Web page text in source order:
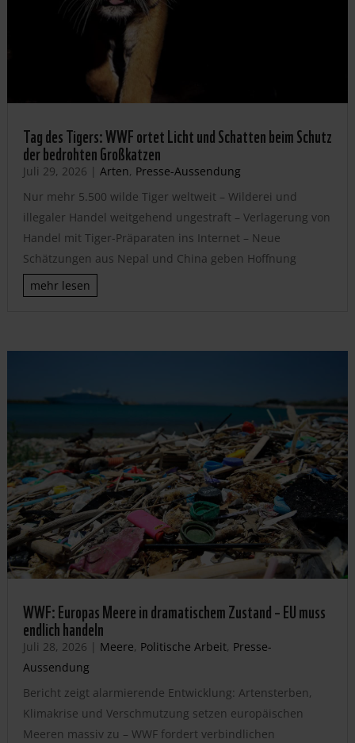
Tag des Tigers: WWF ortet Licht und Schatten beim Schutz
der bedrohten Großkatzen
Juli 29, 2026 | Arten, Presse-Aussendung
Nur mehr 5.500 wilde Tiger weltweit – Wilderei und
illegaler Handel weitgehend ungestraft – Verlagerung von
Handel mit Tiger-Präparaten ins Internet – Neue
Schätzungen aus Nepal und China geben Hoffnung
mehr lesen
WWF: Europas Meere in dramatischem Zustand – EU muss
endlich handeln
Juli 28, 2026 | Meere, Politische Arbeit, Presse-
Aussendung
Bericht zeigt alarmierende Entwicklung: Artensterben,
Klimakrise und Verschmutzung setzen europäischen
Meeren massiv zu – WWF fordert verbindlichen